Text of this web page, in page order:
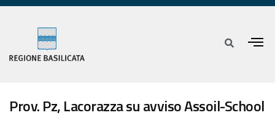
Prov. Pz, Lacorazza su avviso Assoil-School